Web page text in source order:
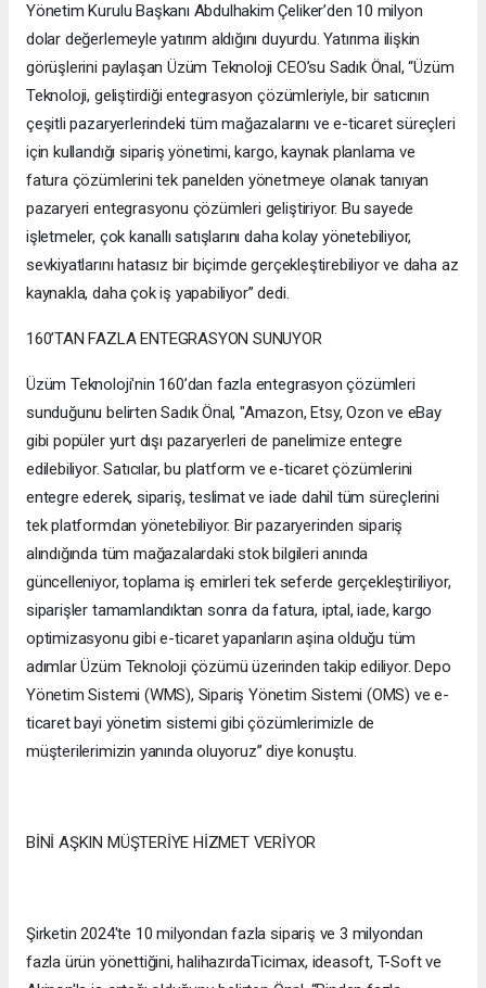
Yönetim Kurulu Başkanı Abdulhakim Çeliker’den 10 milyon
dolar değerlemeyle yatırım aldığını duyurdu. Yatırıma ilişkin
görüşlerini paylaşan Üzüm Teknoloji CEO’su Sadık Önal, “Üzüm
Teknoloji, geliştirdiği entegrasyon çözümleriyle, bir satıcının
çeşitli pazaryerlerindeki tüm mağazalarını ve e-ticaret süreçleri
için kullandığı sipariş yönetimi, kargo, kaynak planlama ve
fatura çözümlerini tek panelden yönetmeye olanak tanıyan
pazaryeri entegrasyonu çözümleri geliştiriyor. Bu sayede
işletmeler, çok kanallı satışlarını daha kolay yönetebiliyor,
sevkiyatlarını hatasız bir biçimde gerçekleştirebiliyor ve daha az
kaynakla, daha çok iş yapabiliyor” dedi.
160’TAN FAZLA ENTEGRASYON SUNUYOR
Üzüm Teknoloji'nin 160’dan fazla entegrasyon çözümleri
sunduğunu belirten Sadık Önal, "Amazon, Etsy, Ozon ve eBay
gibi popüler yurt dışı pazaryerleri de panelimize entegre
edilebiliyor. Satıcılar, bu platform ve e-ticaret çözümlerini
entegre ederek, sipariş, teslimat ve iade dahil tüm süreçlerini
tek platformdan yönetebiliyor. Bir pazaryerinden sipariş
alındığında tüm mağazalardaki stok bilgileri anında
güncelleniyor, toplama iş emirleri tek seferde gerçekleştiriliyor,
siparişler tamamlandıktan sonra da fatura, iptal, iade, kargo
optimizasyonu gibi e-ticaret yapanların aşina olduğu tüm
adımlar Üzüm Teknoloji çözümü üzerinden takip ediliyor. Depo
Yönetim Sistemi (WMS), Sipariş Yönetim Sistemi (OMS) ve e-
ticaret bayi yönetim sistemi gibi çözümlerimizle de
müşterilerimizin yanında oluyoruz” diye konuştu.
BİNİ AŞKIN MÜŞTERİYE HİZMET VERİYOR
Şirketin 2024'te 10 milyondan fazla sipariş ve 3 milyondan
fazla ürün yönettiğini, halihazırdaTicimax, ideasoft, T-Soft ve